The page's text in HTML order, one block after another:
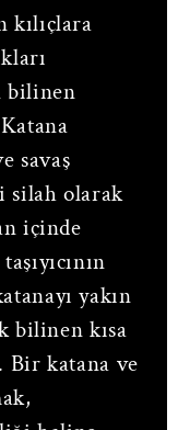
kılıçlara
bilinen
savaş
silah olarak
içinde
yakın
bilinen kısa
Bir katana ve